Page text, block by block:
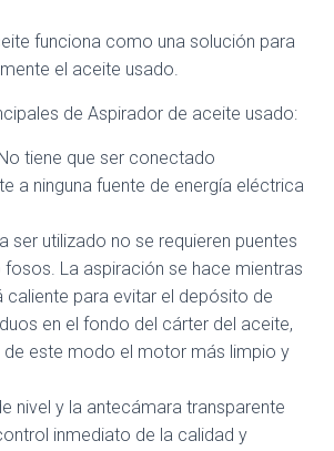
funciona como una solución para
el aceite usado.
de Aspirador de aceite usado:
tiene que ser conectado
a ninguna fuente de energía eléctrica
ser utilizado no se requieren puentes
La aspiración se hace mientras
caliente para evitar el depósito de
en el fondo del cárter del aceite,
de este modo el motor más limpio y
nivel y la antecámara transparente
inmediato de la calidad y